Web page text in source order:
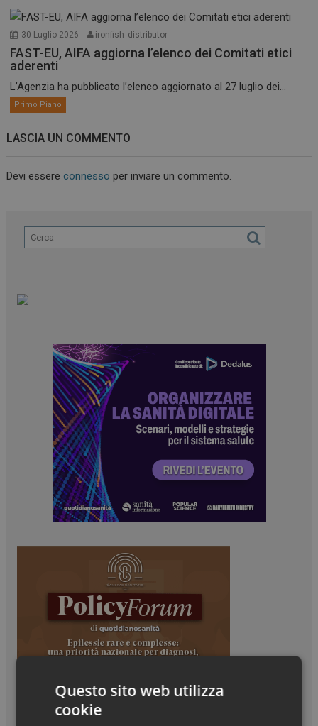
30 Luglio 2026 ironfish_distributor
FAST-EU, AIFA aggiorna l’elenco dei Comitati etici
aderenti
L’Agenzia ha pubblicato l’elenco aggiornato al 27 luglio dei...
Primo Piano
LASCIA UN COMMENTO
Devi essereconnesso per inviare un commento.
Questo sito web utilizza
cookie